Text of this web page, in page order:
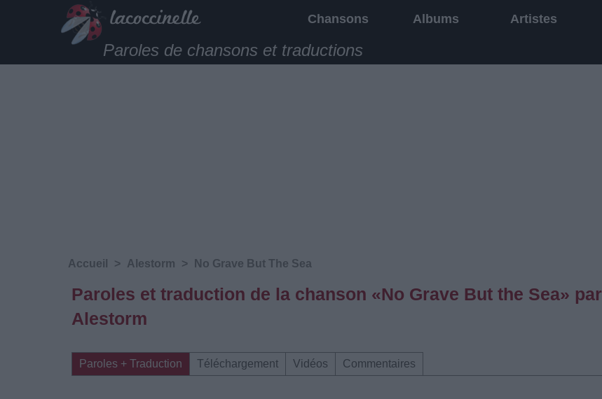
Chansons Albums Artistes
Paroles de chansons et traductions
Accueil > Alestorm > No Grave But The Sea
Paroles et traduction de la chanson «No Grave But the Sea» par
Alestorm
Paroles + Traduction Téléchargement Vidéos Commentaires